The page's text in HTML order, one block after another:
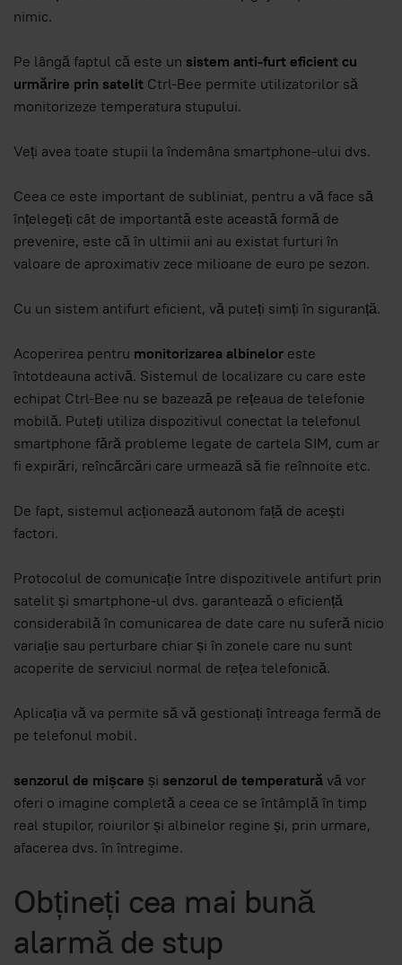
nimic.
Pe lângă faptul că este un sistem anti-furt eficient cu
urmărire prin satelit Ctrl-Bee permite utilizatorilor să
monitorizeze temperatura stupului.
Veți avea toate stupii la îndemâna smartphone-ului dvs.
Ceea ce este important de subliniat, pentru a vă face să
înțelegeți cât de importantă este această formă de
prevenire, este că în ultimii ani au existat furturi în
valoare de aproximativ zece milioane de euro pe sezon.
Cu un sistem antifurt eficient, vă puteți simți în siguranță.
Acoperirea pentru monitorizarea albinelor este
întotdeauna activă. Sistemul de localizare cu care este
echipat Ctrl-Bee nu se bazează pe rețeaua de telefonie
mobilă. Puteți utiliza dispozitivul conectat la telefonul
smartphone fără probleme legate de cartela SIM, cum ar
fi expirări, reîncărcări care urmează să fie reînnoite etc.
De fapt, sistemul acționează autonom față de acești
factori.
Protocolul de comunicație între dispozitivele antifurt prin
satelit și smartphone-ul dvs. garantează o eficiență
considerabilă în comunicarea de date care nu suferă nicio
variație sau perturbare chiar și în zonele care nu sunt
acoperite de serviciul normal de rețea telefonică.
Aplicația vă va permite să vă gestionați întreaga fermă de
pe telefonul mobil.
senzorul de mișcare și senzorul de temperaturăvă vor
oferi o imagine completă a ceea ce se întâmplă în timp
real stupilor, roiurilor și albinelor regine și, prin urmare,
afacerea dvs. în întregime.
Obțineți cea mai bună
alarmă de stup